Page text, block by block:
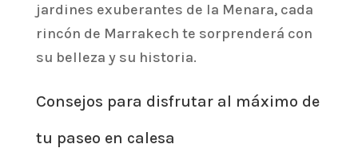
jardines exuberantes de la Menara, cada
rincón de Marrakech te sorprenderá con
su belleza y su historia.
Consejos para disfrutar al máximo de
tu paseo en calesa